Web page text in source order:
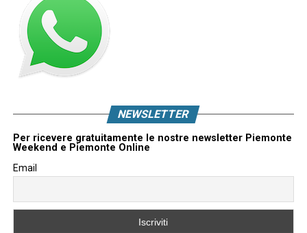
NEWSLETTER
Per ricevere gratuitamente le nostre newsletter Piemonte
Weekend e Piemonte Online
Email